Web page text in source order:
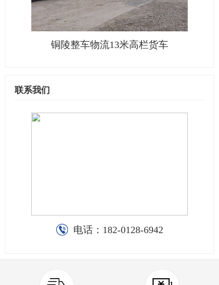
铜陵整车物流13米高栏货车
联系我们
电话： 182-0128-6942